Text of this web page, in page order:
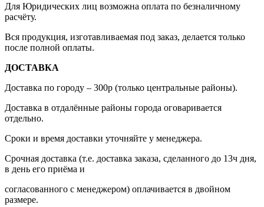
Для Юридических лиц возможна оплата по безналичному
расчёту.
Вся продукция, изготавливаемая под заказ, делается только
после полной оплаты.
ДОСТАВКА
Доставка по городу – 300р (только центральные районы).
Доставка в отдалённые районы города оговаривается
отдельно.
Сроки и время доставки уточняйте у менеджера.
Срочная доставка (т.е. доставка заказа, сделанного до 13ч дня,
в день его приёма и
согласованного с менеджером) оплачивается в двойном
размере.